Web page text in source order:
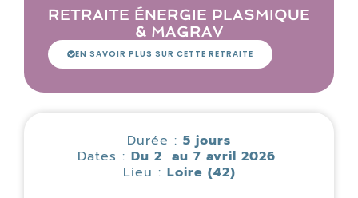
RETRAITE ÉNERGIE PLASMIQUE
& MAGRAV
EN SAVOIR PLUS SUR CETTE RETRAITE
Durée : 5 jours
Dates : Du 2 au 7 avril 2026
Lieu : Loire (42)